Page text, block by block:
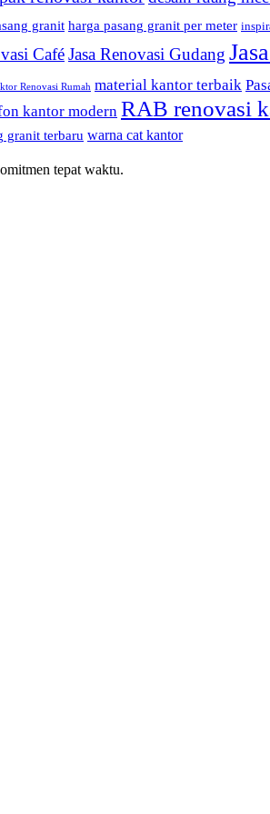
granit harga pasang granit per meter
CaféJasa Renovasi Gudang
Renovasi Rumah material kantor terbaik
kantor modern RAB renovasi
granit terbaru warna cat kantor
tepat waktu.